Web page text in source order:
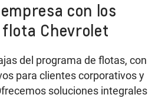
con los
Chevrolet
del programa de flotas, con
para clientes corporativos y
soluciones integrales